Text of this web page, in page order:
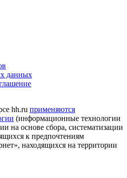
данных
hh.ru применяются
(информационные технологии
на основе сбора, систематизации
к предпочтениям
находящихся на территории